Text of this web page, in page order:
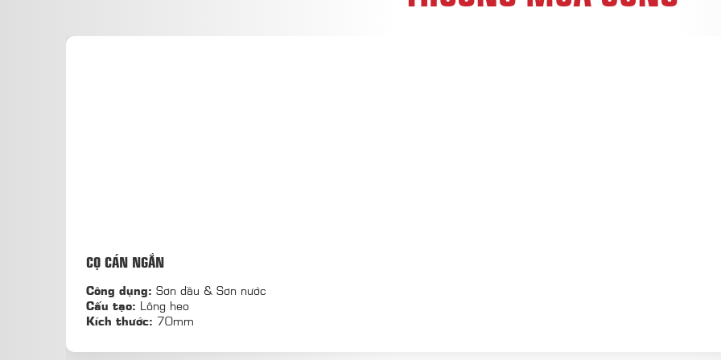
CỌ CÁN NGẮN
Công dụng: Sơn dầu & Sơn nước
Cấu tạo: Lông heo
Kích thước: 70mm